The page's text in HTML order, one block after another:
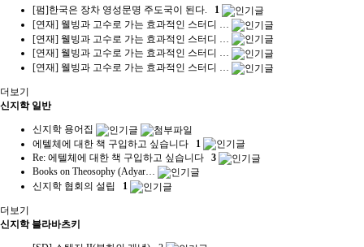
[펌]한국은 장차 영성문명 주도국이 된다.
1
[연재] 웰빙과 고수로 가는 효과적인 스터디 …
[연재] 웰빙과 고수로 가는 효과적인 스터디 …
[연재] 웰빙과 고수로 가는 효과적인 스터디 …
[연재] 웰빙과 고수로 가는 효과적인 스터디 …
더보기
신지학 일반
신지학 용어집
에텔체에 대한 책 구입하고 싶습니다
1
Re: 에텔체에 대한 책 구입하고 싶습니다
3
Books on Theosophy (Adyar…
신지학 협회의 설립
1
더보기
신지학 블라바츠키